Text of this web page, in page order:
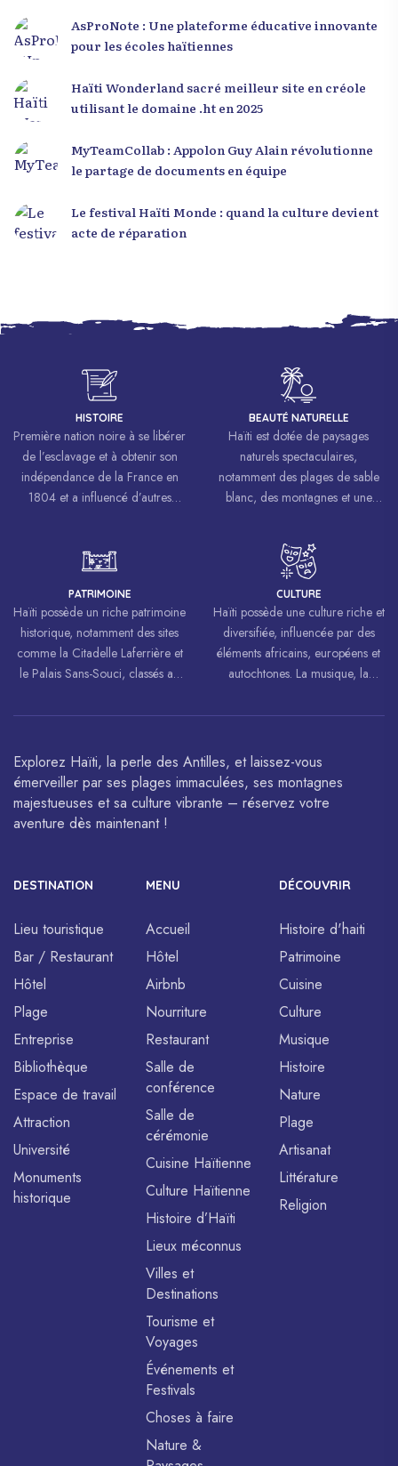
AsProNote : Une plateforme éducative innovante
pour les écoles haïtiennes
Haïti Wonderland sacré meilleur site en créole
utilisant le domaine .ht en 2025
MyTeamCollab : Appolon Guy Alain révolutionne
le partage de documents en équipe
Le festival Haïti Monde : quand la culture devient
acte de réparation
HISTOIRE
Première nation noire à se libérer
de l’esclavage et à obtenir son
indépendance de la France en
1804 et a influencé d’autres
luttes pour la liberté et l’égalité.
BEAUTÉ NATURELLE
Haïti est dotée de paysages
naturels spectaculaires,
notamment des plages de sable
blanc, des montagnes et une
PATRIMOINE
Haïti possède un riche patrimoine
historique, notamment des sites
comme la Citadelle Laferrière et
le Palais Sans-Souci, classés au
l’UNESCO.
CULTURE
Haïti possède une culture riche et
diversifiée, influencée par des
éléments africains, européens et
autochtones. La musique, la
sont célébrés à travers le monde.
Explorez Haïti, la perle des Antilles, et laissez-vous
émerveiller par ses plages immaculées, ses montagnes
majestueuses et sa culture vibrante – réservez votre
aventure dès maintenant !
DESTINATION
Lieu touristique
Bar / Restaurant
Hôtel
Plage
Entreprise
Bibliothèque
Espace de travail
Attraction
Université
Monuments
historique
MENU
Accueil
Hôtel
Airbnb
Nourriture
Restaurant
Salle de
conférence
Salle de
cérémonie
Cuisine Haïtienne
Culture Haïtienne
Histoire d’Haïti
Lieux méconnus
Villes et
Destinations
Tourisme et
Voyages
Événements et
Festivals
Choses à faire
Nature &
DÉCOUVRIR
Histoire d'haiti
Patrimoine
Cuisine
Culture
Musique
Histoire
Nature
Plage
Artisanat
Littérature
Religion